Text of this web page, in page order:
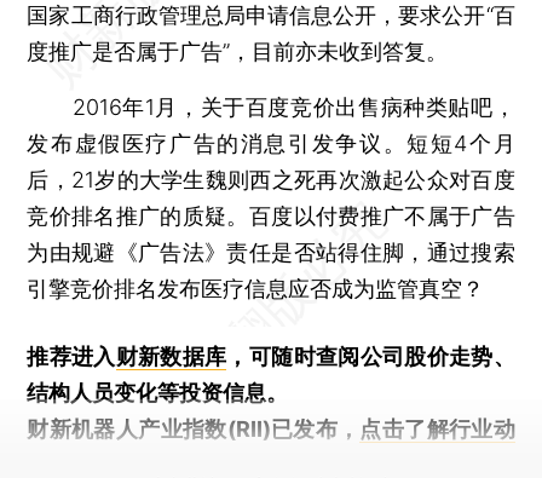
国家工商行政管理总局申请信息公开，要求公开“百
度推广是否属于广告”，目前亦未收到答复。
2016年1月，关于百度竞价出售病种类贴吧，
发布虚假医疗广告的消息引发争议。短短4个月
后，21岁的大学生魏则西之死再次激起公众对百度
竞价排名推广的质疑。百度以付费推广不属于广告
为由规避《广告法》责任是否站得住脚，通过搜索
引擎竞价排名发布医疗信息应否成为监管真空？
推荐进入财新数据库 ，可随时查阅公司股价走势、
结构人员变化等投资信息。
财新机器人产业指数(RII)已发布， 点击了解行业动